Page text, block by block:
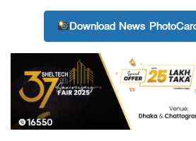
Download News